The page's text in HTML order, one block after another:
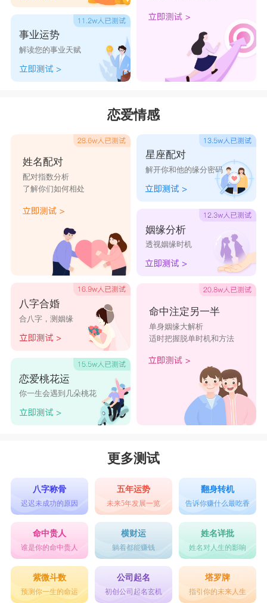
6. 孙翔：翔意为“展翅飞翔”，寓意着孩子将来能够
自由自在地展翅飞翔，实现梦想。
7. 孙浩：浩意为“广阔”，寓意着孩子将来能够有广
阔的胸怀和视野，成就非凡。
日东升一般，充满希望和活力。
9. 孙寰：寰意为“环球”，寓意着孩子将来能够拥有
广阔的胸怀和志向，影响世界。
10. 孙轩：轩意为“高远”，寓意着孩子将来能够心
11. 孙峻：峻意为“高峻”，寓意着孩子将来能够如
高山一般坚实稳重，不畏艰险。
12. 孙睿：睿意为“聪明智慧”，寓意着孩子将来能
够智慧过人，充满智慧和洞察力。
13. 孙航：航意为“航行”，寓意着孩子将来能够勇
往直前，航向成功的彼岸。
14. 孙瀚：瀚意为“辽阔”，寓意着孩子将来能够拥
有广袤无垠的胸怀和梦想。
15. 孙泽：泽意为“水源”，寓意着孩子将来能够如
泉水一样清澈明亮，滋养他人。
16. 孙磊：磊意为“奇峻”，寓意着孩子将来能够如
清风一样清新纯洁，让人心旷神怡。
18. 孙岳：岳意为“高山”，寓意着孩子将来能够如
高山一般崇高，矗立在人生巅峰。
19. 孙旭：旭意为“日出”，寓意着孩子将来能够如
旭日东升，充满光明和希望。
20. 孙澄：澄意为“清澈”，寓意着孩子将来能够如
事业运势
解读您的事业天赋
恋爱情感
姓名配对
配对指数分析
了解你们如何相处
八字合婚
合八字，测姻缘
恋爱桃花运
你一生会遇到几朵桃花
星座配对
解开你和他的缘分密码
姻缘分析
透视姻缘时机
命中注定另一半
单身姻缘大解析
适时把握脱单时机和方法
更多测试
八字称骨
迟迟未成功的原因
五年运势
未来5年发展一览
翻身转机
告诉你赚什么最吃香
命中贵人
谁是你的命中贵人
横财运
躺着都能赚钱
姓名详批
姓名对人生的影响
紫微斗数
预测你一生的命运
公司起名
初创公司起名玄机
塔罗牌
指引你的未来人生